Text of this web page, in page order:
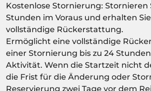
Kostenlose Stornierung: Stornieren
Stunden im Voraus und erhalten
vollständige Rückerstattung.
Ermöglicht eine vollständige
einer Stornierung bis zu 24
Aktivität. Wenn die Startzeit nicht
die Frist für die Änderung oder
Reservierung zwei Tage vor dem